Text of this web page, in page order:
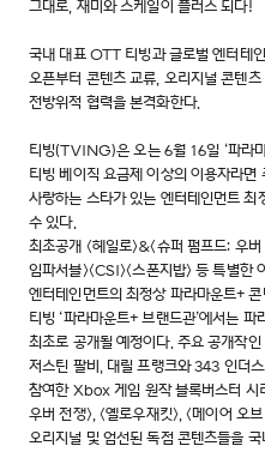
그대로, 재미와 스케일이 플러스 되다!
국내 대표 OTT 티빙과 글로벌 엔터테
오픈부터 콘텐츠 교류, 오리지널 콘텐
전방위적 협력을 본격화한다.
티빙(TVING)은 오는 6월 16일 ‘파라
티빙 베이직 요금제 이상의 이용자라
사랑하는 스타가 있는 엔터테인먼트
수 있다.
최초공개 <헤일로>&<슈퍼 펌프드: 우
임파서블><CSI><스폰지밥> 등 특별한
엔터테인먼트의 최정상 파라마운트+
티빙 ‘파라마운트+ 브랜드관’에서는
최초로 공개될 예정이다. 주요 공개작
저스틴 팔비, 대릴 프랭크와 343 인더
참여한 Xbox 게임 원작 블록버스터 시
우버 전쟁>, <옐로우재킷>, <메이어 오
오리지널 및 엄선된 독점 콘텐츠들을